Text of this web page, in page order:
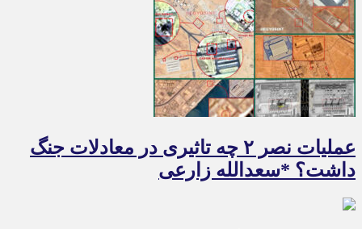
عملیات نصر ۲ چه تاثیری در معادلات جنگ
داشت؟ *سعدالله زارعی